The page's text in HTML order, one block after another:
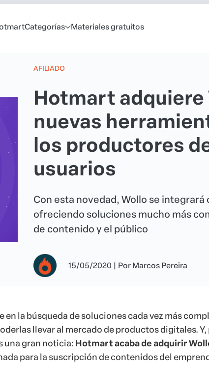
Categorías Materiales gratuitos
AFILIADO
Hotmart adquiere
nuevas
los productores
usuarios
Con esta novedad, Wollo se
ofreciendo soluciones mucho más
de contenido y el público
15/05/2020 | Por Marcos Pereira
en la búsqueda de soluciones cada vez más
llevar al mercado de productos digitales. Y,
una gran noticia: Hotmart acaba de adquirir
para la suscripción de contenidos del